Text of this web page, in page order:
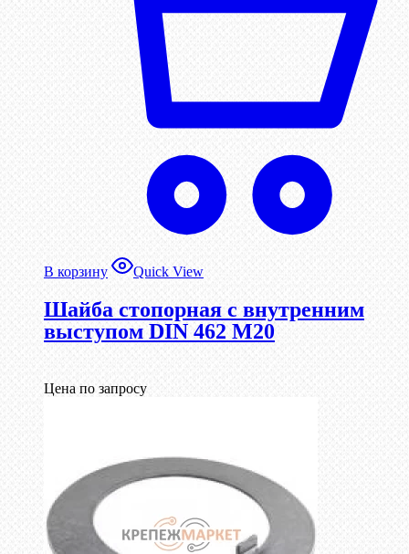
В корзину Quick View
Шайба стопорная с внутренним
выступом DIN 462 М20
Цена по запросу